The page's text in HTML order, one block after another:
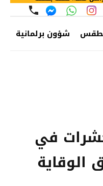
شؤون برلمانية
في
الوقاية